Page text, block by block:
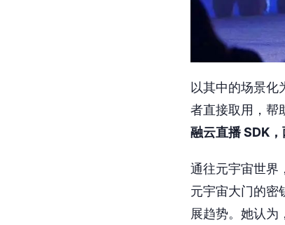
以其中的场景化
者直接取用，帮
融云直播 SDK
通往元宇宙世界
元宇宙大门的密
展趋势。她认为